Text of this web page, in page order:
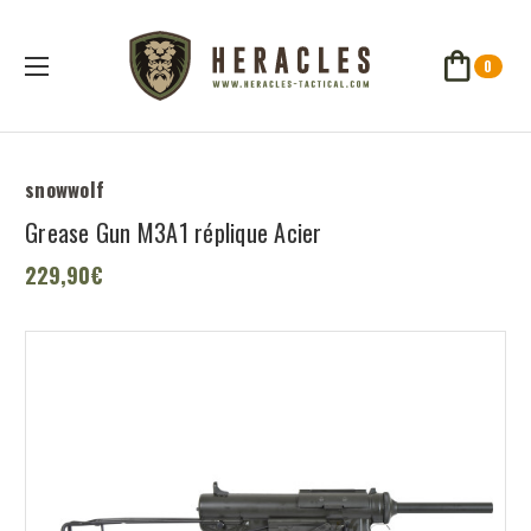
0
snowwolf
Grease Gun M3A1 réplique Acier
229,90€